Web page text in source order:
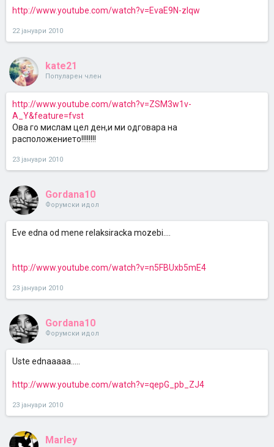
http://www.youtube.com/watch?v=EvaE9N-zIqw
22 јануари 2010
kate21
Популарен член
http://www.youtube.com/watch?v=ZSM3w1v-
A_Y&feature=fvst
Ова го мислам цел ден,и ми одговара на
расположението!!!!!!!!
23 јануари 2010
Gordana10
Форумски идол
Eve edna od mene relaksiracka mozebi....
http://www.youtube.com/watch?v=n5FBUxb5mE4
23 јануари 2010
Gordana10
Форумски идол
Uste ednaaaaa.....
http://www.youtube.com/watch?v=qepG_pb_ZJ4
23 јануари 2010
Marley